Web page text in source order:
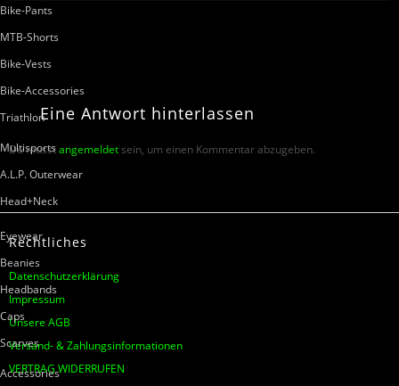
Bike-Pants
MTB-Shorts
Bike-Vests
Bike-Accessories
Triathlon
Multisports
A.L.P. Outerwear
Head+Neck
Eyewear
Beanies
Headbands
Caps
Scarves
Accessories
Eine Antwort hinterlassen
Du musstangemeldetsein, um einen Kommentar abzugeben.
Rechtliches
Datenschutzerklärung
Impressum
Unsere AGB
Versand- & Zahlungsinformationen
VERTRAG WIDERRUFEN